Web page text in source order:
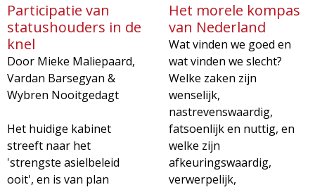
Participatie van
statushouders in de
knel
Door Mieke Maliepaard,
Vardan Barsegyan &
Wybren Nooitgedagt
Het huidige kabinet
streeft naar het
'strengste asielbeleid
ooit', en is van plan
Het morele kompas
van Nederland
Wat vinden we goed en
wat vinden we slecht?
Welke zaken zijn
wenselijk,
nastrevenswaardig,
fatsoenlijk en nuttig, en
welke zijn
afkeuringswaardig,
verwerpelijk,